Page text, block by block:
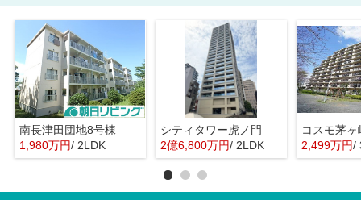
南長津田団地8号棟
1,980万円/ 2LDK
シティタワー虎ノ門
2億6,800万円/ 2LDK
コスモ茅
2,499万円/